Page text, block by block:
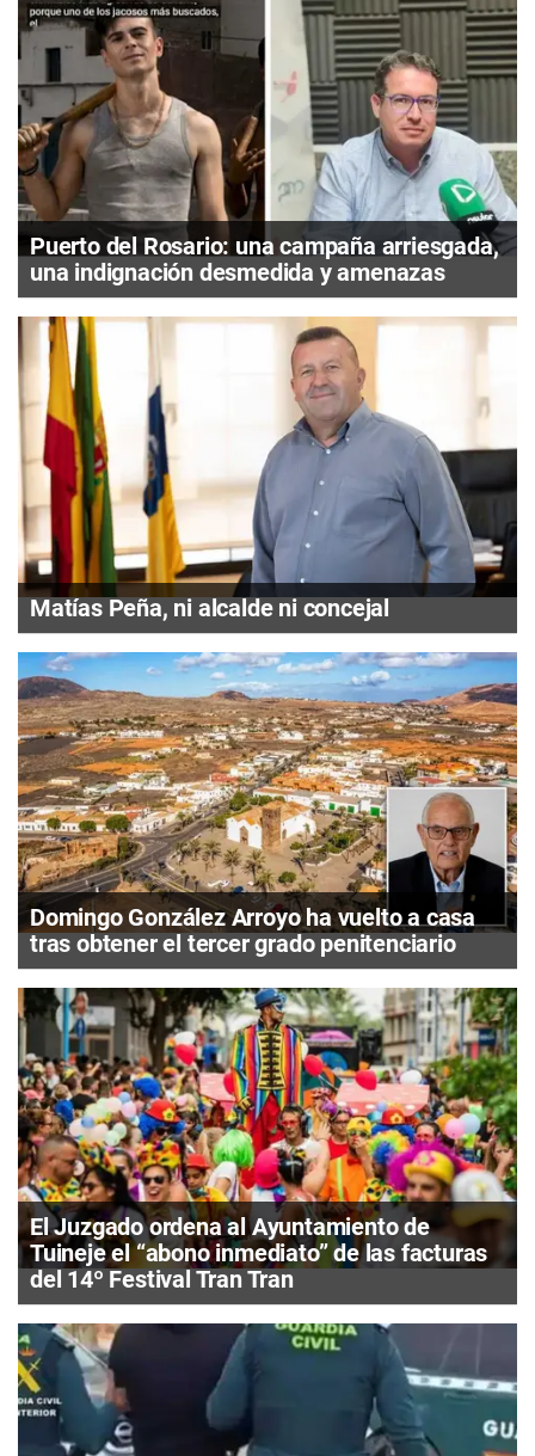
Puerto del Rosario: una campaña arriesgada,
una indignación desmedida y amenazas
Matías Peña, ni alcalde ni concejal
Domingo González Arroyo ha vuelto a casa
tras obtener el tercer grado penitenciario
El Juzgado ordena al Ayuntamiento de
Tuineje el “abono inmediato” de las facturas
del 14º Festival Tran Tran